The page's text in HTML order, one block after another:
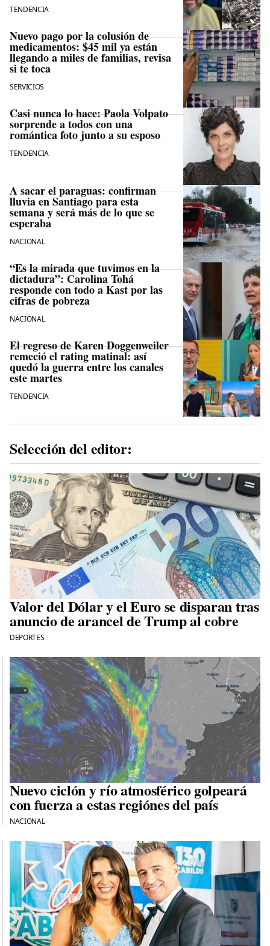
TENDENCIA
Nuevo pago por la colusión de
medicamentos: $45 mil ya están
llegando a miles de familias, revisa
si te toca
SERVICIOS
Casi nunca lo hace: Paola Volpato
sorprende a todos con una
romántica foto junto a su esposo
TENDENCIA
A sacar el paraguas: confirman
lluvia en Santiago para esta
semana y será más de lo que se
esperaba
NACIONAL
“Es la mirada que tuvimos en la
dictadura”: Carolina Tohá
responde con todo a Kast por las
cifras de pobreza
NACIONAL
El regreso de Karen Doggenweiler
remeció el rating matinal: así
quedó la guerra entre los canales
este martes
TENDENCIA
Selección del editor:
Valor del Dólar y el Euro se disparan tras
anuncio de arancel de Trump al cobre
DEPORTES
Nuevo ciclón y río atmosférico golpeará
con fuerza a estas regiónes del país
NACIONAL